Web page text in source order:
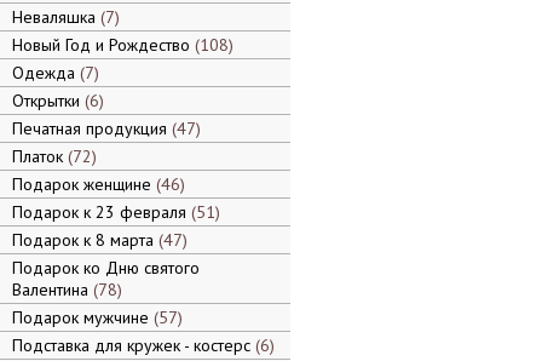
Неваляшка 7
Новый Год и Рождество 108
Одежда 7
Открытки 6
Печатная продукция 47
Платок 72
Подарок женщине 46
Подарок к 23 февраля 51
Подарок к 8 марта 47
Подарок ко Дню святого
Валентина 78
Подарок мужчине 57
Подставка для кружек - костерс 6